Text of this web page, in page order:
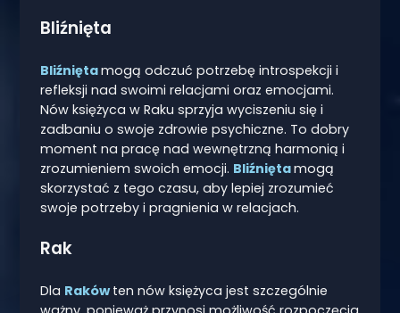
Bliźnięta
Bliźniętamogą odczuć potrzebę introspekcji i
refleksji nad swoimi relacjami oraz emocjami.
Nów księżyca w Raku sprzyja wyciszeniu się i
zadbaniu o swoje zdrowie psychiczne. To dobry
moment na pracę nad wewnętrzną harmonią i
zrozumieniem swoich emocji. Bliźniętamogą
skorzystać z tego czasu, aby lepiej zrozumieć
swoje potrzeby i pragnienia w relacjach.
Rak
Dla Rakówten nów księżyca jest szczególnie